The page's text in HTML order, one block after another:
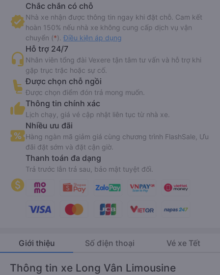
Chắc chắn có chỗ
Nhà xe nhận được thông tin ngay khi đặt chỗ. Cam kết
hoàn 150% nếu nhà xe không cung cấp dịch vụ vận
chuyển (*). Điều kiện áp dụng
Hỗ trợ 24/7
Nhân viên tổng đài Vexere tận tâm tư vấn và hỗ trợ khi
gặp trục trặc hoặc sự cố.
Được chọn chỗ ngồi
Được chọn điểm đón trả mong muốn.
Thông tin chính xác
Lịch chạy, giá vé cập nhật liên tục từ nhà xe.
Nhiều ưu đãi
Hàng ngàn mã giảm giá cùng chương trình FlashSale, Ưu
đãi đặt sớm và đặt cận giờ.
Thanh toán đa dạng
Trả trước lẫn trả sau, bảo mật tuyệt đối.
Giới thiệu Số điện thoại Vé xe Tết
Thông tin xe Long Vân Limousine